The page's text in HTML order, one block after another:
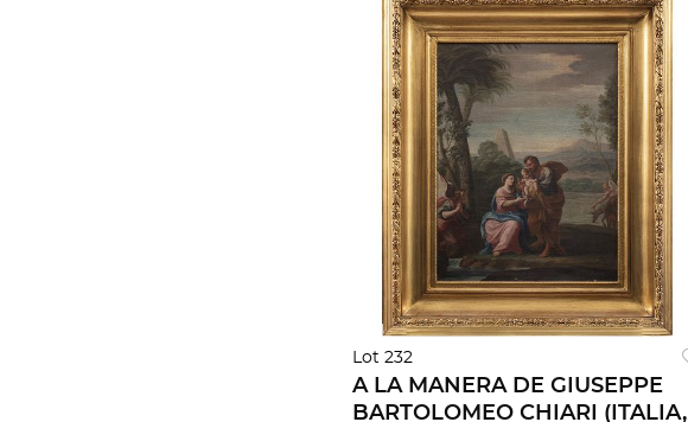
Lot 232
A LA MANERA DE GIUSEPPE
BARTOLOMEO CHIARI (ITALIA,